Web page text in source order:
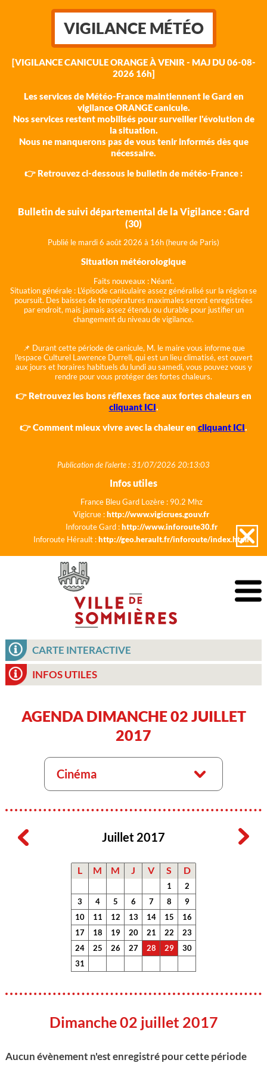
VIGILANCE MÉTÉO
[VIGILANCE CANICULE ORANGE À VENIR - MAJ DU 06-08-
2026 16h]
Les services de Météo-France maintiennent le Gard en
vigilance ORANGE canicule.
Nos services restent mobilisés pour surveiller l'évolution de
la situation.
Nous ne manquerons pas de vous tenir informés dès que
nécessaire.
👉 Retrouvez ci-dessous le bulletin de météo-France :
Bulletin de suivi départemental de la Vigilance : Gard
(30)
Publié le mardi 6 août 2026 à 16h (heure de Paris)
Situation météorologique
Faits nouveaux : Néant.
Situation générale : L'épisode caniculaire assez généralisé sur la région se
poursuit. Des baisses de températures maximales seront enregistrées
par endroit, mais jamais assez étendu ou durable pour justifier un
changement du niveau de vigilance.
📌 Durant cette période de canicule, M. le maire vous informe que
l'espace Culturel Lawrence Durrell, qui est un lieu climatisé, est ouvert
aux jours et horaires habituels du lundi au samedi, vous pouvez vous y
rendre pour vous protéger des fortes chaleurs.
👉 Retrouvez les bons réflexes face aux fortes chaleurs en
cliquant ICI.
👉 Comment mieux vivre avec la chaleur en cliquant ICI.
Publication de l'alerte : 31/07/2026 20:13:03
Infos utiles
France Bleu Gard Lozère : 90.2 Mhz
Vigicrue :http://www.vigicrues.gouv.fr
Inforoute Gard :http://www.inforoute30.fr
Inforoute Hérault :http://geo.herault.fr/inforoute/index.html
CARTE INTERACTIVE
INFOS UTILES
AGENDA DIMANCHE 02 JUILLET
2017
Cinéma
Juillet 2017
L M M J V S D
1
2
3
4 5 6 7 8
9
10
11 12 13 14 15
16
17
18 19 20 21 22
23
24
25 26 27 28 29
30
31
Dimanche 02 juillet 2017
Aucun évènement n'est enregistré pour cette période